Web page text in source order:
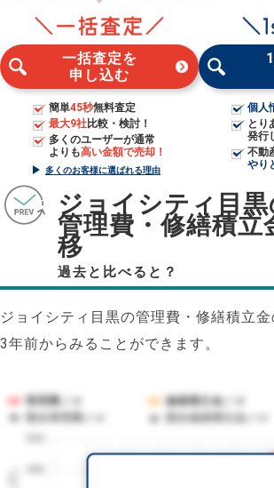
一括査定を
申し込む
簡単45秒無料査定
最大9社比較・検討！
多くのユーザーが通常
よりも高い金額で売却！
多くのお客様に選ばれる理由
個人
とり
発行
不動
やり
ジョイシティ目黒
管理費・修繕積立
移
過去と比べると？
ジョイシティ目黒の管理費・修繕積立
3年前からみることができます。
管理費／㎡
修繕積立金／㎡
競合管理費／㎡
競合修繕積立金／㎡